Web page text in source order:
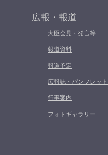
広報・報道
大臣会見・発言等
報道資料
報道予定
広報誌・パンフレット
行事案内
フォトギャラリー